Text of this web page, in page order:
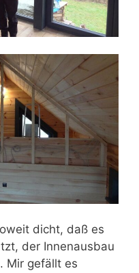
dicht, daß es
der Innenausbau
Mir gefällt es